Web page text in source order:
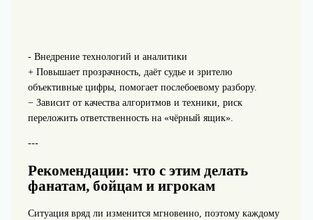
- Внедрение технологий и аналитики
+ Повышает прозрачность, даёт судье и зрителю
объективные цифры, помогает послебоевому разбору.
− Зависит от качества алгоритмов и техники, риск
переложить ответственность на «чёрный ящик».
---
Рекомендации: что с этим делать
фанатам, бойцам и игрокам
Ситуация вряд ли изменится мгновенно, поэтому каждому